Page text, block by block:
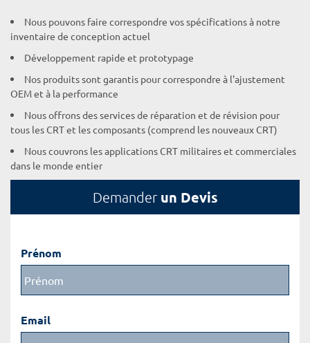
Nous pouvons faire correspondre vos spécifications à notre
inventaire de conception actuel
Développement rapide et prototypage
Nos produits sont garantis pour correspondre à l'ajustement
OEM et à la performance
Nous offrons des services de réparation et de révision pour
tous les CRT et les composants (comprend les nouveaux CRT)
Nous couvrons les applications CRT militaires et commerciales
dans le monde entier
Demander un Devis
Prénom
Email